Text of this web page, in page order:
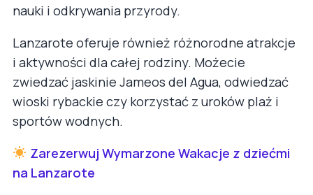
nauki i odkrywania przyrody.
Lanzarote oferuje również różnorodne atrakcje
i aktywności dla całej rodziny. Możecie
zwiedzać jaskinie Jameos del Agua, odwiedzać
wioski rybackie czy korzystać z uroków plaż i
sportów wodnych.
Zarezerwuj Wymarzone Wakacje z dziećmi
na Lanzarote